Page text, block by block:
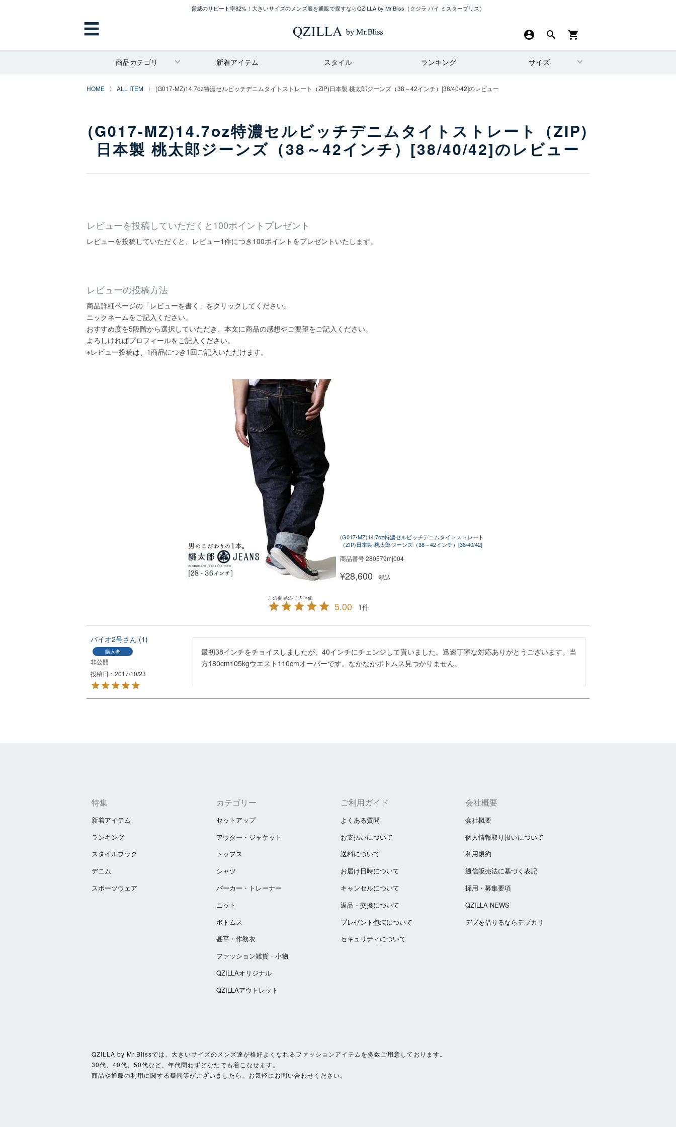
脅威のリピート率82%！大きいサイズのメンズ服を通販で探すならQZILLA by Mr.Bliss （クジラ バイ ミスターブリス）
☰ shopping_cart
search
account_circle
商品カテゴリ 新着アイテム スタイル ランキング サイズ
HOME ALL ITEM (G017-MZ)14.7oz特濃セルビッチデニムタイトストレート（ZIP)日本製 桃太郎ジーンズ（38～42インチ）[38/40/42]のレビュー
(G017-MZ)14.7oz特濃セルビッチデニムタイトストレート（ZIP)
日本製 桃太郎ジーンズ（38～42インチ）[38/40/42]のレビュー
レビューを投稿していただくと100ポイントプレゼント
レビューを投稿していただくと、レビュー1件につき100ポイントをプレゼントいたします。
レビューの投稿方法
商品詳細ページの「レビューを書く」をクリックしてください。
ニックネームをご記入ください。
おすすめ度を5段階から選択していただき、本文に商品の感想やご要望をご記入ください。
よろしければプロフィールをご記入ください。
※レビュー投稿は、1商品につき1回ご記入いただけます。
(G017-MZ)14.7oz特濃セルビッチデニムタイトストレート
（ZIP)日本製 桃太郎ジーンズ（38～42インチ）[38/40/42]
商品番号280579mj004
¥28,600 税込
5.00 1
バイオ2号 1
購入者
非公開
投稿日
2017/10/23
最初38インチをチョイスしましたが、40インチにチェンジして貰いました。迅速丁寧な対応ありがとうございます。当
方180cm105kgウエスト110cmオーバーです。なかなかボトムス見つかりません。
特集
新着アイテム
ランキング
スタイルブック
デニム
スポーツウェア
カテゴリー
セットアップ
アウター・ジャケット
トップス
シャツ
パーカー・トレーナー
ニット
ボトムス
甚平・作務衣
ファッション雑貨・小物
QZILLAオリジナル
QZILLAアウトレット
ご利用ガイド
よくある質問
お支払いについて
送料について
お届け日時について
キャンセルについて
返品・交換について
プレゼント包装について
セキュリティについて
会社概要
会社概要
個人情報取り扱いについて
利用規約
通信販売法に基づく表記
採用・募集要項
QZILLA NEWS
​デブを借りるならデブカリ
QZILLA by Mr.Blissでは、大きいサイズのメンズ達が格好よくなれるファッションアイテムを多数ご用意しております。
30代、40代、50代など、年代問わずどなたでも着こなせます。
商品や通販の利用に関する疑問等がございましたら、お気軽にお問い合わせください。